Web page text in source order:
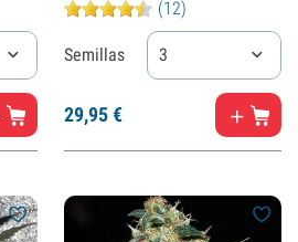
(12)
Semillas 3
29,95€